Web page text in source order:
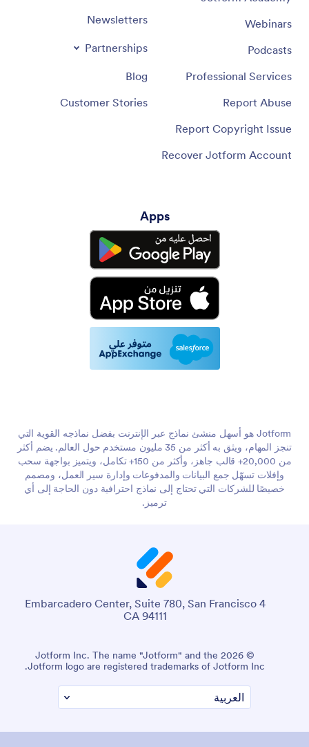
Webinars
Podcasts
Professional Services
Report Abuse
Report Copyright Issue
Recover Jotform Account
Newsletters
Partnerships
Blog
Customer Stories
Apps
Jotform هو أسهل منشئ نماذج عبر الإنترنت بفضل نماذجه القوية التي
تنجز المهام، ويثق به أكثر من 35 مليون مستخدم حول العالم. يضم أكثر
من 20,000+ قالب جاهز، وأكثر من 150+ تكامل، ويتميز بواجهة سحب
وإفلات تسهّل جمع البيانات والمدفوعات وإدارة سير العمل، ومصمم
خصيصًا للشركات التي تحتاج إلى نماذج احترافية دون الحاجة إلى أي
ترميز.
4 Embarcadero Center, Suite 780, San Francisco
CA 94111
© 2026 Jotform Inc. The name "Jotform" and the
Jotform logo are registered trademarks of Jotform Inc.